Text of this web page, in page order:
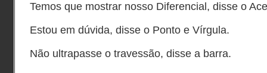
Temos que mostrar nosso Diferencial, disse o
Estou em dúvida, disse o Ponto e Vírgula.
Não ultrapasse o travessão, disse a barra.